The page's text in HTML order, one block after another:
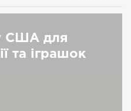
у США для
та іграшок